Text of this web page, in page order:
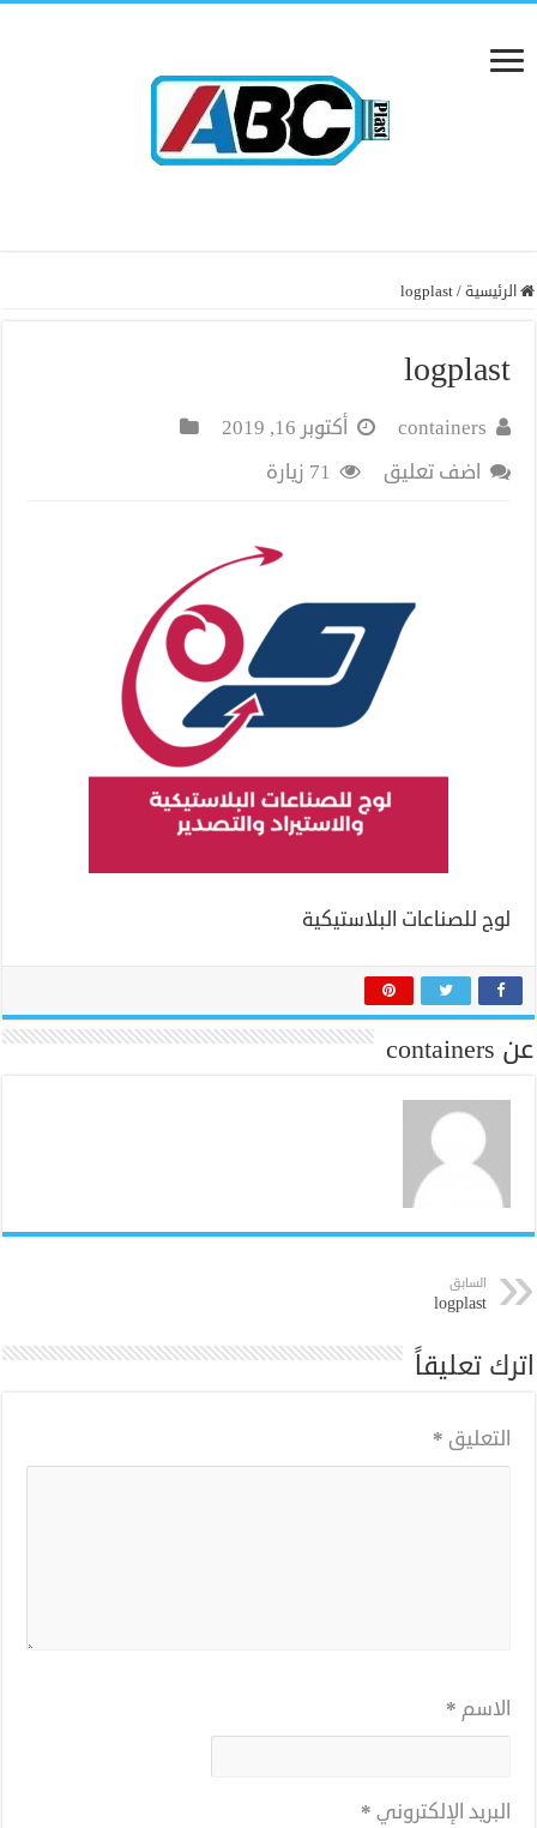
الرئيسية/
logplast
logplast
containers
أكتوبر 16, 2019
اضف تعليق
71 زيارة
لوج للصناعات البلاستيكية
عن containers
السابق
logplast
اترك تعليقاً
التعليق *
الاسم *
البريد الإلكتروني *